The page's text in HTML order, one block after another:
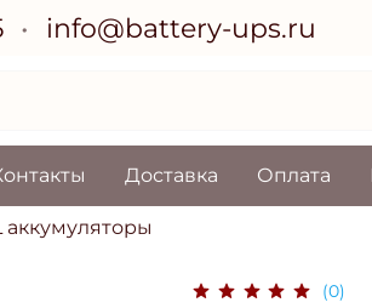
info@battery-ups.ru
Доставка Оплата
(0)